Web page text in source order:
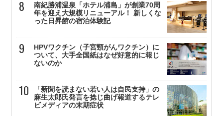
南紀勝浦温泉「ホテル浦島」が創業70周
年を迎え大規模リニューアル！ 新しくな
った日昇館の宿泊体験記
HPVワクチン（子宮頸がんワクチン）に
ついて、大手全国紙はなぜ好意的に報じ
ないのか
「新聞を読まない若い人は自民支持」の
麻生太郎氏発言を捻じ曲げ報道するテレ
ビメディアの末期症状